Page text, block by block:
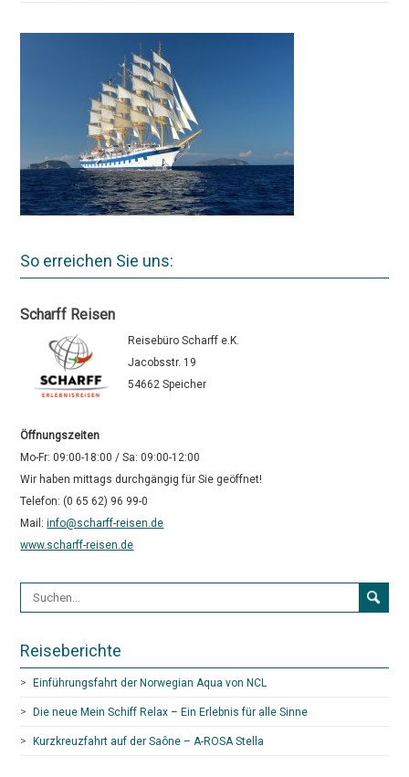
So erreichen Sie uns:
Scharff Reisen
Reisebüro Scharff e.K.
Jacobsstr. 19
54662 Speicher
Öffnungszeiten
Mo-Fr: 09:00-18:00 / Sa: 09:00-12:00
Wir haben mittags durchgängig für Sie geöffnet!
Telefon: (0 65 62) 96 99-0
Mail:info@scharff-reisen.de
www.scharff-reisen.de
Suchformular
Reiseberichte
Einführungsfahrt der Norwegian Aqua von NCL
Die neue Mein Schiff Relax – Ein Erlebnis für alle Sinne
Kurzkreuzfahrt auf der Saône – A-ROSA Stella